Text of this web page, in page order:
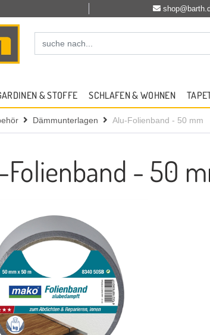
& STOFFE SCHLAFEN & WOHNEN
Dämmunterlagen Alu-Folienband - 50 mm
Folienband - 50